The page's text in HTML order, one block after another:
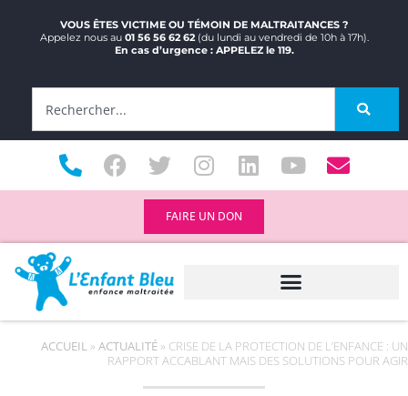
VOUS ÊTES VICTIME OU TÉMOIN DE MALTRAITANCES ?
Appelez nous au 01 56 56 62 62(du lundi au vendredi de 10h à 17h).
En cas d’urgence : APPELEZ le 119.
FAIRE UN DON
ACCUEIL » ACTUALITÉ » CRISE DE LA PROTECTION DE L’ENFANCE : UN
RAPPORT ACCABLANT MAIS DES SOLUTIONS POUR AGIR